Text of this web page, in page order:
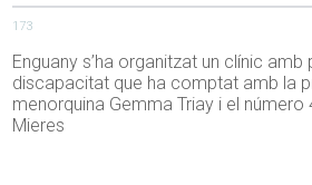
173
Enguany s’ha organitzat un clínic
discapacitat que ha comptat amb la
menorquina Gemma Triay i el número
Mieres